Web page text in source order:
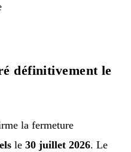
définitivement le
la fermeture
le 30 juillet 2026. Le